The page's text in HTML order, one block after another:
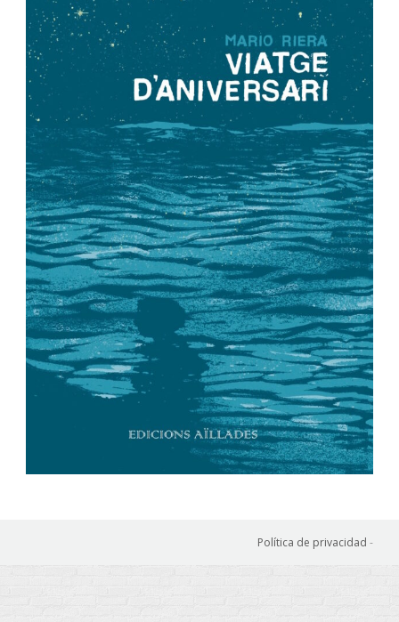
Política de privacidad -